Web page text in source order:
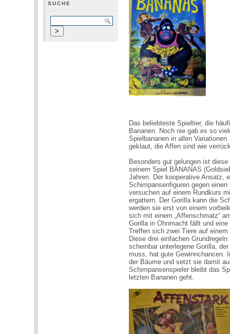
SUCHE
Das beliebteste Spieltier, die
Bananen. Noch nie gab es so
Spielbananen in allen
geklaut, die Affen sind wie
Besonders gut gelungen ist
seinem Spiel BANANAS
Jahren. Der kooperative Ansatz,
Schimpansenfiguren gegen
versuchen auf einem Rundkurs
ergattern. Der Gorilla kann die
werden sie erst von einem
sich mit einem „Affenschmatz“
Gorilla in Ohnmacht fällt und
Treffen sich zwei Tiere auf
Diese drei einfachen
scheinbar unterlegene Gorilla,
muss, hat gute Gewinnchancen.
der Bäume und setzt sie damit
Schimpansenspieler bleibt das
letzten Bananen geht.